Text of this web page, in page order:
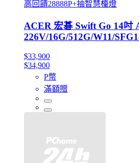
高回饋28888P+抽智慧檯燈
ACER 宏碁 Swift Go 14吋
226V/16G/512G/W11/
$33,900
$34,900
P幣
滿額贈